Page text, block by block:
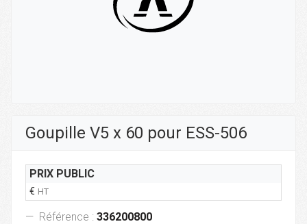
Goupille V5 x 60 pour ESS-506
PRIX PUBLIC
€ HT
Référence : 336200800